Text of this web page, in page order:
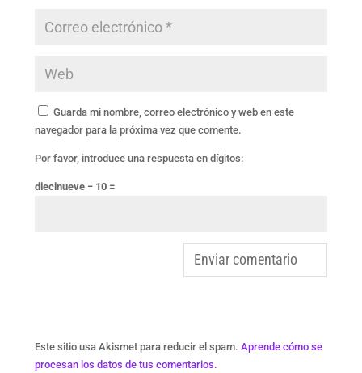
Guarda mi nombre, correo electrónico y web en este
navegador para la próxima vez que comente.
Por favor, introduce una respuesta en dígitos:
diecinueve − 10 =
Este sitio usa Akismet para reducir el spam. Aprende cómo se
procesan los datos de tus comentarios.